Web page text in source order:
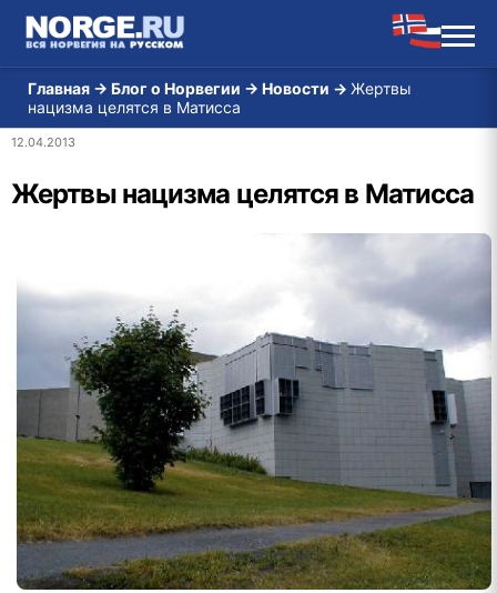
Главная → Блог о Норвегии → Новости → Жертвы
нацизма целятся в Матисса
12.04.2013
Жертвы нацизма целятся в Матисса